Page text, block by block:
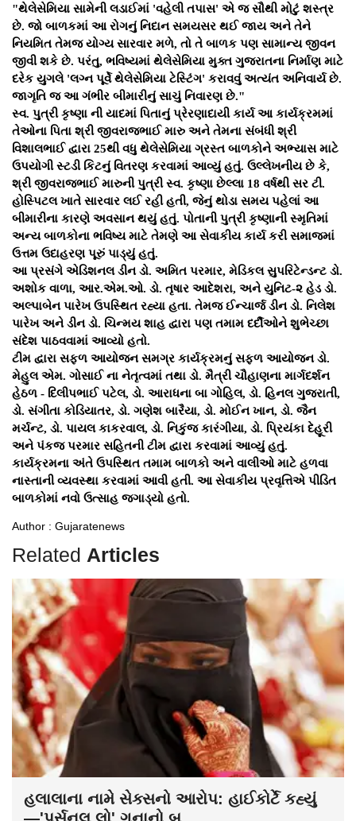
​"થેલેસેમિયા સામેની લડાઈમાં 'વહેલી તપાસ' એ જ સૌથી મોટું શસ્ત્ર
છે. જો બાળકમાં આ રોગનું નિદાન સમયસર થઈ જાય અને તેને
નિયમિત તેમજ યોગ્ય સારવાર મળે, તો તે બાળક પણ સામાન્ય જીવન
જીવી શકે છે. પરંતુ, ભવિષ્યમાં થેલેસેમિયા મુક્ત ગુજરાતના નિર્માણ માટે
દરેક યુગલે 'લગ્ન પૂર્વે થેલેસેમિયા ટેસ્ટિંગ' કરાવવું અત્યંત અનિવાર્ય છે.
જાગૃતિ જ આ ગંભીર બીમારીનું સાચું નિવારણ છે."
​સ્વ. પુત્રી કૃષ્ણા ની યાદમાં પિતાનું પ્રેરણાદાયી કાર્ય ​આ કાર્યક્રમમાં
તેઓના પિતા શ્રી જીવરાજભાઈ મારુ અને તેમના સંબંધી શ્રી
વિશાલભાઈ દ્વારા 25થી વધુ થેલેસેમિયા ગ્રસ્ત બાળકોને અભ્યાસ માટે
ઉપયોગી સ્ટડી કિટનું વિતરણ કરવામાં આવ્યું હતું. ઉલ્લેખનીય છે કે,
શ્રી જીવરાજભાઈ મારુની પુત્રી સ્વ. કૃષ્ણા છેલ્લા 18 વર્ષથી સર ટી.
હોસ્પિટલ ખાતે સારવાર લઈ રહી હતી, જેનું થોડા સમય પહેલાં આ
બીમારીના કારણે અવસાન થયું હતું. પોતાની પુત્રી કૃષ્ણાની સ્મૃતિમાં
અન્ય બાળકોના ભવિષ્ય માટે તેમણે આ સેવાકીય કાર્ય કરી સમાજમાં
ઉત્તમ ઉદાહરણ પૂરું પાડ્યું હતું.
​આ પ્રસંગે એડિશનલ ડીન ડો. અમિત પરમાર, મેડિકલ સુપરિટેન્ડન્ટ ડો.
અશોક વાળા, આર.એમ.ઓ. ડો. તૃષાર આદેશરા, અને યુનિટ-૨ હેડ ડો.
અલ્પાબેન પારેખ ઉપસ્થિત રહ્યા હતા. તેમજ ઈન્ચાર્જ ડીન ડો. નિલેશ
પારેખ અને ડીન ડો. ચિન્મય શાહ દ્વારા પણ તમામ દર્દીઓને શુભેચ્છા
સંદેશ પાઠવવામાં આવ્યો હતો.
​ટીમ દ્વારા સફળ આયોજન ​સમગ્ર કાર્યક્રમનું સફળ આયોજન ડો.
મેહુલ એમ. ગોસાઈ ના નેતૃત્વમાં તથા ડો. મૈત્રી ચૌહાણના માર્ગદર્શન
હેઠળ - દિલીપભાઈ પટેલ, ડો. આરાધના બા ગોહિલ, ડો. હિનલ ગુજરાતી,
ડો. સંગીતા કોડિયાતર, ડો. ગણેશ બારૈયા, ડો. મોઈન ખાન, ડો. જૈન
મર્ચન્ટ, ડો. પાયલ કાકરવાલ, ડો. નિકુંજ કારંગીયા, ડો. પ્રિયંકા દેહૂરી
અને પંકજ પરમાર સહિતની ટીમ દ્વારા કરવામાં આવ્યું હતું.
​કાર્યક્રમના અંતે ઉપસ્થિત તમામ બાળકો અને વાલીઓ માટે હળવા
નાસ્તાની વ્યવસ્થા કરવામાં આવી હતી. આ સેવાકીય પ્રવૃત્તિએ પીડિત
બાળકોમાં નવો ઉત્સાહ જગાડ્યો હતો.
Author : Gujaratenews
Related Articles
હલાલાના નામે સેક્સનો આરોપ: હાઈકોર્ટે કહ્યું
—'પર્સનલ લો' ગુનાનો બ...